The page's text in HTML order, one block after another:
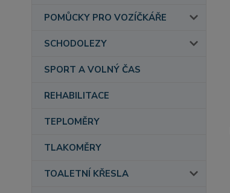
POMŮCKY PRO VOZÍČKÁŘE
SCHODOLEZY
SPORT A VOLNÝ ČAS
REHABILITACE
TEPLOMĚRY
TLAKOMĚRY
TOALETNÍ KŘESLA